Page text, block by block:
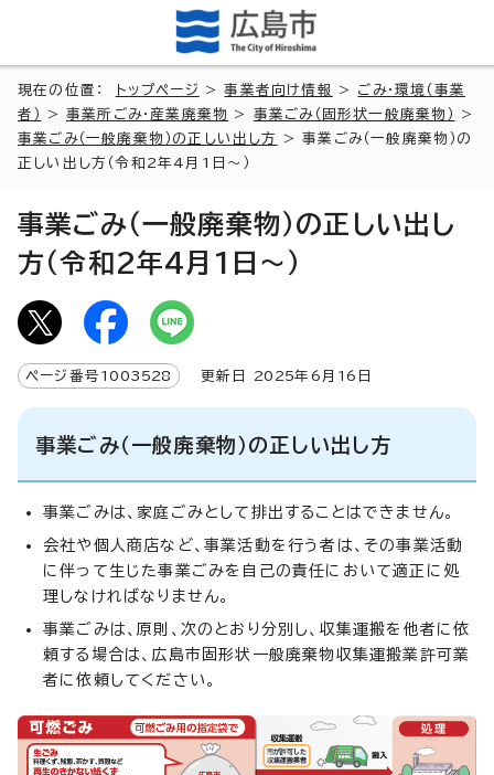
現在の位置： トップページ >事業者向け情報 > ごみ・環境（事業
者）
>事業所ごみ・産業廃棄物 > 事業ごみ（固形状一般廃棄物）
>
事業ごみ（一般廃棄物）の正しい出し方
> 事業ごみ（一般廃棄物）の
正しい出し方（令和2年4月1日～）
事業ごみ（一般廃棄物）の正しい出し
方（令和2年4月1日～）
ページ番号 1003528 更新日 2025年6月 16 日
事業ごみ（一般廃棄物）の正しい出し方
事業ごみは、家庭ごみとして排出することはできません。
会社や個人商店など、事業活動を行う者は、その事業活動
に伴って生じた事業ごみを自己の責任において適正に処
理しなければなりません。
事業ごみは、原則、次のとおり分別し、収集運搬を他者に依
頼する場合は、広島市固形状一般廃棄物収集運搬業許可業
者に依頼してください。